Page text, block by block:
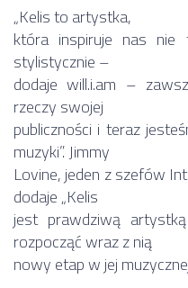
„Kelis to artystka,
która inspiruje nas nie
stylistycznie –
dodaje will.i.am –
rzeczy swojej
publiczności i teraz
muzyki”. Jimmy
Lovine, jeden z szefów
dodaje „Kelis
jest prawdziwą
rozpocząć wraz z nią
nowy etap w jej